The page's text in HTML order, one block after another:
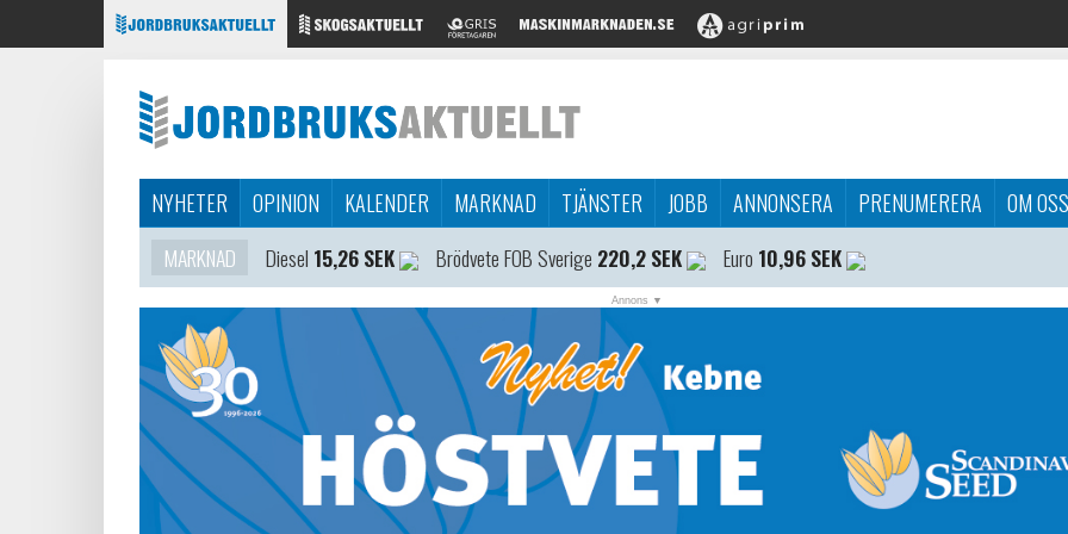
NYHETER OPINION KALENDER MARKNAD TJÄNSTER JOBB ANNONSERA PRENUMERERA
OM OSS
MARKNAD
Diesel 15,26 SEK Brödvete FOB Sverige 220,2 SEK Euro 10,96 SEK